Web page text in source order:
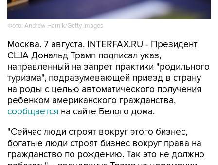
Фото: Andrew Harnik/Getty Images
Москва. 7 августа. INTERFAX.RU - Президент
США Дональд Трамп подписал указ,
направленный на запрет практики "родильного
туризма", подразумевающей приезд в страну
на роды с целью автоматического получения
ребенком американского гражданства,
сообщается на сайте Белого дома.
"Сейчас люди строят вокруг этого бизнес,
богатые люди строят бизнес вокруг права на
гражданство по рождению. Так это не должно